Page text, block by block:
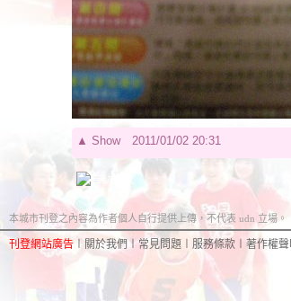
▲ Show 2011/01/02 20:31
本城市刊登之內容為作者個人自行提供上傳，不代表 udn 立場。
刊登網站廣告 關於我們 ︱ 常見問題 服務條款 著作權聲